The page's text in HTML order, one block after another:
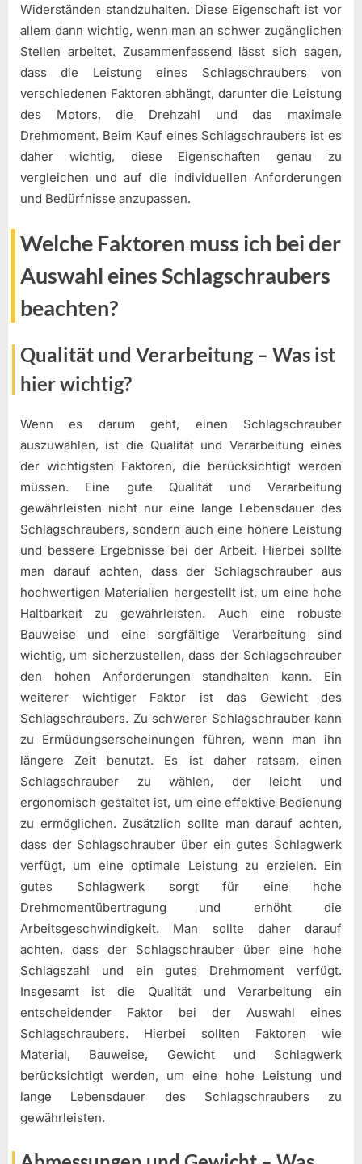
Widerständen standzuhalten. Diese Eigenschaft ist vor
allem dann wichtig, wenn man an schwer zugänglichen
Stellen arbeitet. Zusammenfassend lässt sich sagen,
dass die Leistung eines Schlagschraubers von
verschiedenen Faktoren abhängt, darunter die Leistung
des Motors, die Drehzahl und das maximale
Drehmoment. Beim Kauf eines Schlagschraubers ist es
daher wichtig, diese Eigenschaften genau zu
vergleichen und auf die individuellen Anforderungen
und Bedürfnisse anzupassen.
Welche Faktoren muss ich bei der
Auswahl eines Schlagschraubers
beachten?
Qualität und Verarbeitung – Was ist
hier wichtig?
Wenn es darum geht, einen Schlagschrauber
auszuwählen, ist die Qualität und Verarbeitung eines
der wichtigsten Faktoren, die berücksichtigt werden
müssen. Eine gute Qualität und Verarbeitung
gewährleisten nicht nur eine lange Lebensdauer des
Schlagschraubers, sondern auch eine höhere Leistung
und bessere Ergebnisse bei der Arbeit. Hierbei sollte
man darauf achten, dass der Schlagschrauber aus
hochwertigen Materialien hergestellt ist, um eine hohe
Haltbarkeit zu gewährleisten. Auch eine robuste
Bauweise und eine sorgfältige Verarbeitung sind
wichtig, um sicherzustellen, dass der Schlagschrauber
den hohen Anforderungen standhalten kann. Ein
weiterer wichtiger Faktor ist das Gewicht des
Schlagschraubers. Zu schwerer Schlagschrauber kann
zu Ermüdungserscheinungen führen, wenn man ihn
längere Zeit benutzt. Es ist daher ratsam, einen
Schlagschrauber zu wählen, der leicht und
ergonomisch gestaltet ist, um eine effektive Bedienung
zu ermöglichen. Zusätzlich sollte man darauf achten,
dass der Schlagschrauber über ein gutes Schlagwerk
verfügt, um eine optimale Leistung zu erzielen. Ein
gutes Schlagwerk sorgt für eine hohe
Drehmomentübertragung und erhöht die
Arbeitsgeschwindigkeit. Man sollte daher darauf
achten, dass der Schlagschrauber über eine hohe
Schlagszahl und ein gutes Drehmoment verfügt.
Insgesamt ist die Qualität und Verarbeitung ein
entscheidender Faktor bei der Auswahl eines
Schlagschraubers. Hierbei sollten Faktoren wie
Material, Bauweise, Gewicht und Schlagwerk
berücksichtigt werden, um eine hohe Leistung und
lange Lebensdauer des Schlagschraubers zu
gewährleisten.